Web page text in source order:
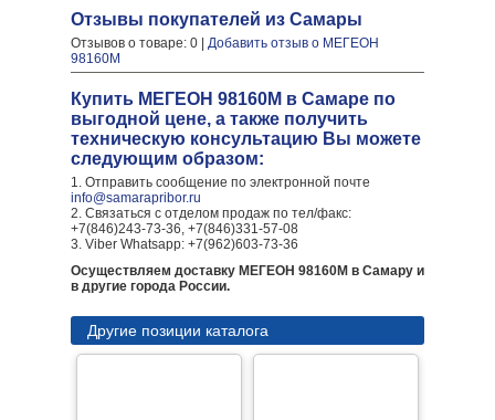
Отзывы покупателей из Самары
Отзывов о товаре: 0 | Добавить отзыв о МЕГЕОН
98160М
Купить МЕГЕОН 98160М в Самаре по
выгодной цене, а также получить
техническую консультацию Вы можете
следующим образом:
1. Отправить сообщение по электронной почте
info@samarapribor.ru
2. Связаться с отделом продаж по тел/факс:
+7(846)243-73-36, +7(846)331-57-08
3. Viber Whatsapp: +7(962)603-73-36
Осуществляем доставку МЕГЕОН 98160М в Самару и
в другие города России.
Другие позиции каталога